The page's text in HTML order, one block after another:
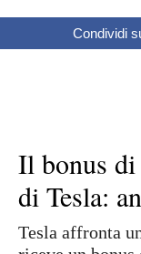
Condividi
Il bonus
di Tesla:
Tesla affronta